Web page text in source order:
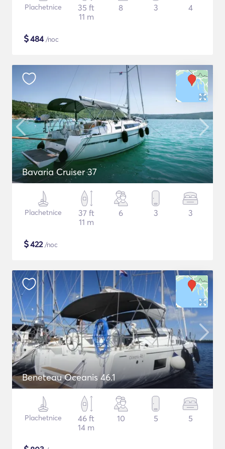
Plachetnice
35 ft
11 m
8 3 4
$484/noc
Bavaria Cruiser 37
Plachetnice
37 ft
11 m
6 3 3
$422/noc
Beneteau Oceanis 46.1
Plachetnice
46 ft
14 m
10 5 5